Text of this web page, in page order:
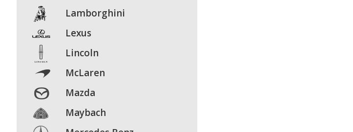
Lamborghini
Lexus
Lincoln
McLaren
Mazda
Maybach